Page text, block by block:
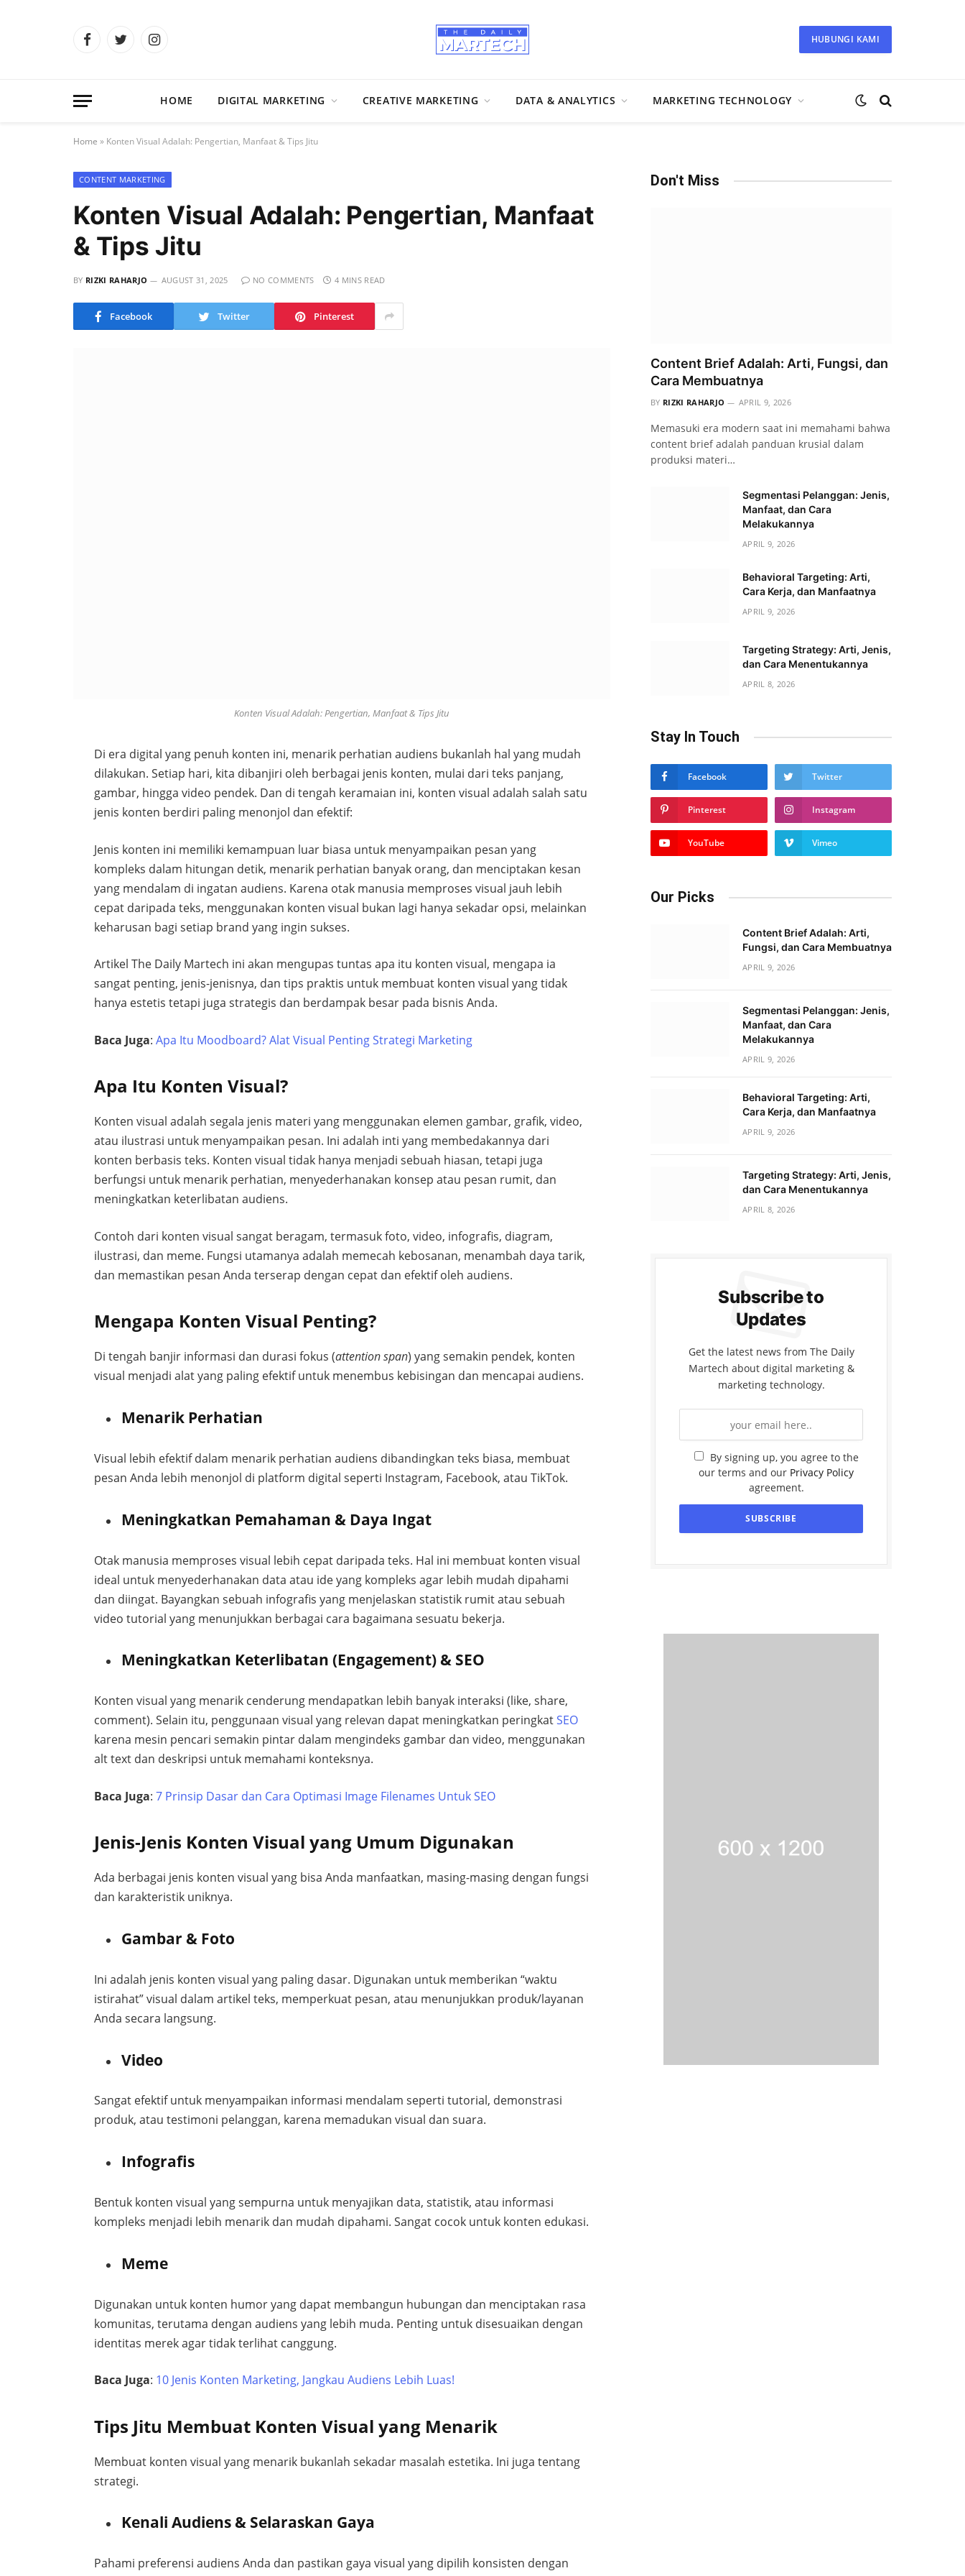
FacebookTwitterInstagram HUBUNGI KAMI
HOME DIGITAL MARKETING CREATIVE MARKETING DATA & ANALYTICS MARKETING TECHNOLOGY
Home » Konten Visual Adalah: Pengertian, Manfaat & Tips Jitu
CONTENT MARKETING
Konten Visual Adalah: Pengertian, Manfaat
& Tips Jitu
BY RIZKI RAHARJO AUGUST 31, 2025 NO COMMENTS 4 MINS READ
Facebook Twitter Pinterest
Konten Visual Adalah: Pengertian, Manfaat & Tips Jitu
Di era digital yang penuh konten ini, menarik perhatian audiens bukanlah hal yang mudah
dilakukan. Setiap hari, kita dibanjiri oleh berbagai jenis konten, mulai dari teks panjang,
gambar, hingga video pendek. Dan di tengah keramaian ini, konten visual adalah salah satu
jenis konten berdiri paling menonjol dan efektif:
Jenis konten ini memiliki kemampuan luar biasa untuk menyampaikan pesan yang
kompleks dalam hitungan detik, menarik perhatian banyak orang, dan menciptakan kesan
yang mendalam di ingatan audiens. Karena otak manusia memproses visual jauh lebih
cepat daripada teks, menggunakan konten visual bukan lagi hanya sekadar opsi, melainkan
keharusan bagi setiap brand yang ingin sukses.
Artikel The Daily Martech ini akan mengupas tuntas apa itu konten visual, mengapa ia
sangat penting, jenis-jenisnya, dan tips praktis untuk membuat konten visual yang tidak
hanya estetis tetapi juga strategis dan berdampak besar pada bisnis Anda.
Baca Juga:Apa Itu Moodboard? Alat Visual Penting Strategi Marketing
Apa Itu Konten Visual?
Konten visual adalah segala jenis materi yang menggunakan elemen gambar, grafik, video,
atau ilustrasi untuk menyampaikan pesan. Ini adalah inti yang membedakannya dari
konten berbasis teks. Konten visual tidak hanya menjadi sebuah hiasan, tetapi juga
berfungsi untuk menarik perhatian, menyederhanakan konsep atau pesan rumit, dan
meningkatkan keterlibatan audiens.
Contoh dari konten visual sangat beragam, termasuk foto, video, infografis, diagram,
ilustrasi, dan meme. Fungsi utamanya adalah memecah kebosanan, menambah daya tarik,
dan memastikan pesan Anda terserap dengan cepat dan efektif oleh audiens.
Mengapa Konten Visual Penting?
Di tengah banjir informasi dan durasi fokus (attention span) yang semakin pendek, konten
visual menjadi alat yang paling efektif untuk menembus kebisingan dan mencapai audiens.
Menarik Perhatian
Visual lebih efektif dalam menarik perhatian audiens dibandingkan teks biasa, membuat
pesan Anda lebih menonjol di platform digital seperti Instagram, Facebook, atau TikTok.
Meningkatkan Pemahaman & Daya Ingat
Otak manusia memproses visual lebih cepat daripada teks. Hal ini membuat konten visual
ideal untuk menyederhanakan data atau ide yang kompleks agar lebih mudah dipahami
dan diingat. Bayangkan sebuah infografis yang menjelaskan statistik rumit atau sebuah
video tutorial yang menunjukkan berbagai cara bagaimana sesuatu bekerja.
Meningkatkan Keterlibatan (Engagement) & SEO
Konten visual yang menarik cenderung mendapatkan lebih banyak interaksi (like, share,
comment). Selain itu, penggunaan visual yang relevan dapat meningkatkan peringkatSEO
karena mesin pencari semakin pintar dalam mengindeks gambar dan video, menggunakan
alt text dan deskripsi untuk memahami konteksnya.
Baca Juga:7 Prinsip Dasar dan Cara Optimasi Image Filenames Untuk SEO
Jenis-Jenis Konten Visual yang Umum Digunakan
Ada berbagai jenis konten visual yang bisa Anda manfaatkan, masing-masing dengan fungsi
dan karakteristik uniknya.
Gambar & Foto
Ini adalah jenis konten visual yang paling dasar. Digunakan untuk memberikan “waktu
istirahat” visual dalam artikel teks, memperkuat pesan, atau menunjukkan produk/layanan
Anda secara langsung.
Video
Sangat efektif untuk menyampaikan informasi mendalam seperti tutorial, demonstrasi
produk, atau testimoni pelanggan, karena memadukan visual dan suara.
Infografis
Bentuk konten visual yang sempurna untuk menyajikan data, statistik, atau informasi
kompleks menjadi lebih menarik dan mudah dipahami. Sangat cocok untuk konten edukasi.
Meme
Digunakan untuk konten humor yang dapat membangun hubungan dan menciptakan rasa
komunitas, terutama dengan audiens yang lebih muda. Penting untuk disesuaikan dengan
identitas merek agar tidak terlihat canggung.
Baca Juga: 10 Jenis Konten Marketing, Jangkau Audiens Lebih Luas!
Tips Jitu Membuat Konten Visual yang Menarik
Membuat konten visual yang menarik bukanlah sekadar masalah estetika. Ini juga tentang
strategi.
Kenali Audiens & Selaraskan Gaya
Pahami preferensi audiens Anda dan pastikan gaya visual yang dipilih konsisten dengan
Don't Miss
Content Brief Adalah: Arti, Fungsi, dan
Cara Membuatnya
BY RIZKI RAHARJO APRIL 9, 2026
Memasuki era modern saat ini memahami bahwa
content brief adalah panduan krusial dalam
produksi materi…
Segmentasi Pelanggan: Jenis,
Manfaat, dan Cara
Melakukannya
APRIL 9, 2026
Behavioral Targeting: Arti,
Cara Kerja, dan Manfaatnya
APRIL 9, 2026
Targeting Strategy: Arti, Jenis,
dan Cara Menentukannya
APRIL 8, 2026
Stay In Touch
Facebook Twitter
Pinterest Instagram
YouTube Vimeo
Our Picks
Content Brief Adalah: Arti,
Fungsi, dan Cara Membuatnya
APRIL 9, 2026
Segmentasi Pelanggan: Jenis,
Manfaat, dan Cara
Melakukannya
APRIL 9, 2026
Behavioral Targeting: Arti,
Cara Kerja, dan Manfaatnya
APRIL 9, 2026
Targeting Strategy: Arti, Jenis,
dan Cara Menentukannya
APRIL 8, 2026
Subscribe to
Updates
Get the latest news from The Daily
Martech about digital marketing &
marketing technology.
By signing up, you agree to the
our terms and our Privacy Policy
agreement.